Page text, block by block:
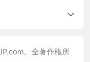
。全著作権所